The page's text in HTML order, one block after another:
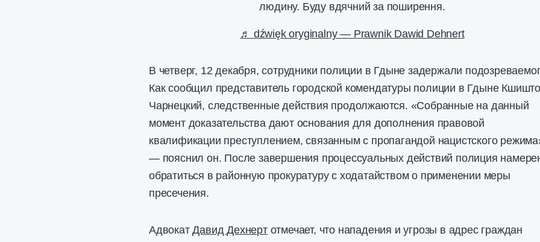
людину. Буду вдячний за поширення.
♬ dźwięk oryginalny — Prawnik Dawid Dehnert
В четверг, 12 декабря, сотрудники полиции в Гдыне задержали
Как сообщил представитель городской комендатуры полиции в Гдыне
Чарнецкий, следственные действия продолжаются. «Собранные на данный
момент доказательства дают основания для дополнения правовой
квалификации преступлением, связанным с пропагандой нацистского
— пояснил он. После завершения процессуальных действий полиция
обратиться в районную прокуратуру с ходатайством о применении меры
пресечения.
АдвокатДавид Дехнертотмечает, что нападения и угрозы в адрес граждан